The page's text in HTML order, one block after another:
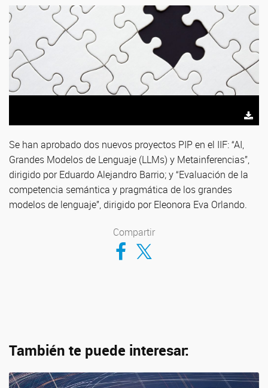
Se han aprobado dos nuevos proyectos PIP en el IIF: “AI,
Grandes Modelos de Lenguaje (LLMs) y Metainferencias”,
dirigido por Eduardo Alejandro Barrio; y “Evaluación de la
competencia semántica y pragmática de los grandes
modelos de lenguaje”, dirigido por Eleonora Eva Orlando.
Compartir
Compartir en Facebook
Compartir en Twitter
También te puede interesar: